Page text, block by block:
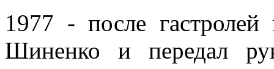
1977 - после
Шиненко и передал